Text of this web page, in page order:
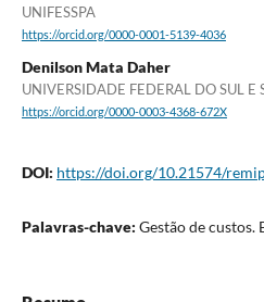
UNIFESSPA
https://orcid.org/0000-0001-5139-4036
Denilson Mata Daher
UNIVERSIDADE FEDERAL DO SUL E
https://orcid.org/0000-0003-4368-672X
DOI: https://doi.org/10.21574/
Palavras-chave: Gestão de